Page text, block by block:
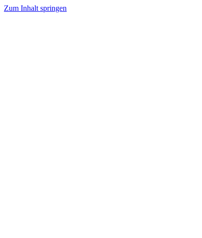
Zum Inhalt springen